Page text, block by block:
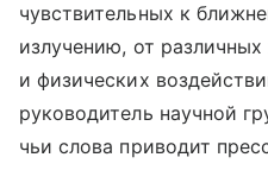
чувствительных к
излучению, от
и физических
руководитель научной
чьи слова приводит